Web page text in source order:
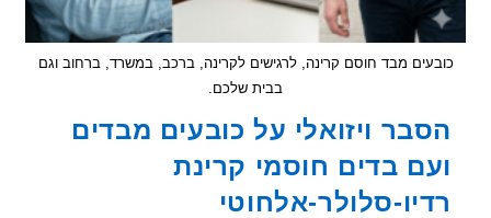
מבד חוסם קרינה, לרגישים לקרינה, ברכב, במשרד, ברחוב וגם
בבית שלכם.
ויזואלי על כובעים מבדים
בדים חוסמי קרינת
סלולר-אלחוטי